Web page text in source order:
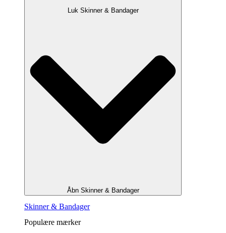
Luk Skinner & Bandager
Åbn Skinner & Bandager
Skinner & Bandager
Populære mærker